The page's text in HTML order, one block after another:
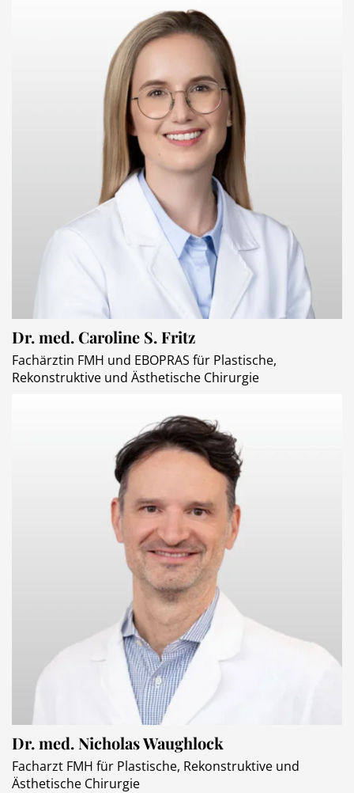
Dr. med. Caroline S. Fritz
Fachärztin FMH und EBOPRAS für Plastische,
Rekonstruktive und Ästhetische Chirurgie
Dr. med. Nicholas Waughlock
Facharzt FMH für Plastische, Rekonstruktive und
Ästhetische Chirurgie